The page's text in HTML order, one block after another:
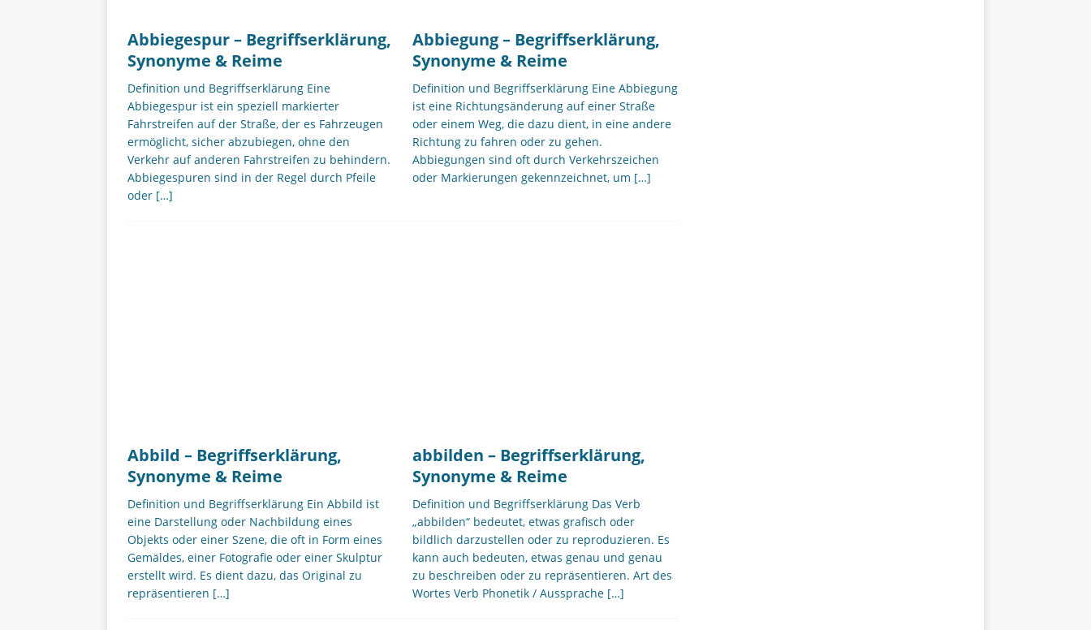
Abbiegespur – Begriffserklärung,
Synonyme & Reime
Definition und Begriffserklärung Eine
Abbiegespur ist ein speziell markierter
Fahrstreifen auf der Straße, der es Fahrzeugen
ermöglicht, sicher abzubiegen, ohne den
Verkehr auf anderen Fahrstreifen zu behindern.
Abbiegespuren sind in der Regel durch Pfeile
oder […]
Abbiegung – Begriffserklärung,
Synonyme & Reime
Definition und Begriffserklärung Eine Abbiegung
ist eine Richtungsänderung auf einer Straße
oder einem Weg, die dazu dient, in eine andere
Richtung zu fahren oder zu gehen.
Abbiegungen sind oft durch Verkehrszeichen
oder Markierungen gekennzeichnet, um […]
Abbild – Begriffserklärung,
Synonyme & Reime
Definition und Begriffserklärung Ein Abbild ist
eine Darstellung oder Nachbildung eines
Objekts oder einer Szene, die oft in Form eines
Gemäldes, einer Fotografie oder einer Skulptur
erstellt wird. Es dient dazu, das Original zu
repräsentieren […]
abbilden – Begriffserklärung,
Synonyme & Reime
Definition und Begriffserklärung Das Verb
„abbilden“ bedeutet, etwas grafisch oder
bildlich darzustellen oder zu reproduzieren. Es
kann auch bedeuten, etwas genau und genau
zu beschreiben oder zu repräsentieren. Art des
Wortes Verb Phonetik / Aussprache […]